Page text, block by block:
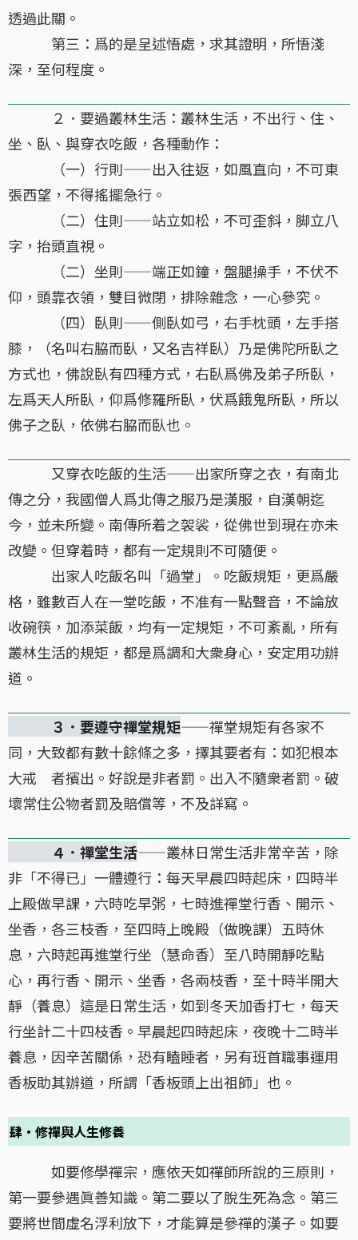
透過此關。
第三：爲的是呈述悟處，求其證明，所悟淺
深，至何程度。
２．要過叢林生活：叢林生活，不出行、住、
坐、臥、與穿衣吃飯，各種動作：
（一）行則——出入往返，如風直向，不可東
張西望，不得搖擺急行。
（二）住則——站立如松，不可歪斜，脚立八
字，抬頭直視。
（二）坐則——端正如鐘，盤腿操手，不伏不
仰，頭靠衣領，雙目微閉，排除雜念，一心參究。
（四）臥則——側臥如弓，右手枕頭，左手搭
膝，（名叫右脇而臥，又名吉祥臥）乃是佛陀所臥之
方式也，佛說臥有四種方式，右臥爲佛及弟子所臥，
左爲天人所臥，仰爲修羅所臥，伏爲餓鬼所臥，所以
佛子之臥，依佛右脇而臥也。
又穿衣吃飯的生活——出家所穿之衣，有南北
傳之分，我國僧人爲北傳之服乃是漢服，自漢朝迄
今，並未所變。南傳所着之袈裟，從佛世到現在亦未
改變。但穿着時，都有一定規則不可隨便。
出家人吃飯名叫「過堂」。吃飯規矩，更爲嚴
格，雖數百人在一堂吃飯，不准有一點聲音，不論放
收碗筷，加添菜飯，均有一定規矩，不可紊亂，所有
叢林生活的規矩，都是爲調和大衆身心，安定用功辦
道。
３．要遵守禪堂規矩——禪堂規矩有各家不
同，大致都有數十餘條之多，擇其要者有：如犯根本
大戒 者擯出。好說是非者罰。出入不隨衆者罰。破
壞常住公物者罰及賠償等，不及詳寫。
４．禪堂生活——叢林日常生活非常辛苦，除
非「不得已」一體遵行：每天早晨四時起床，四時半
上殿做早課，六時吃早粥，七時進禪堂行香、開示、
坐香，各三枝香，至四時上晚殿（做晚課）五時休
息，六時起再進堂行坐（慧命香）至八時開靜吃點
心，再行香、開示、坐香，各兩枝香，至十時半開大
靜（養息）這是日常生活，如到冬天加香打七，每天
行坐計二十四枝香。早晨起四時起床，夜晚十二時半
養息，因辛苦關係，恐有瞌睡者，另有班首職事運用
香板助其辦道，所謂「香板頭上出祖師」也。
肆・修禪與人生修養
如要修學禪宗，應依天如禪師所說的三原則，
第一要參遇眞善知識。第二要以了脫生死為念。第三
要將世間虛名浮利放下，才能算是參禪的漢子。如要